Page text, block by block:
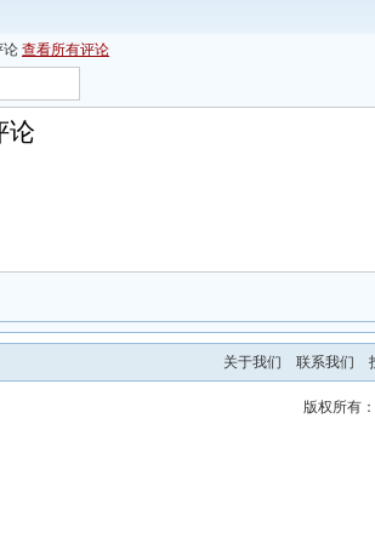
论 查看所有评论
关于我们 联系我们
版权所有：